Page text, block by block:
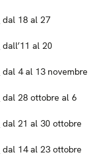
dal 18 al 27
dall’11 al 20
dal 4 al 13 novembre
dal 28 ottobre al 6
dal 21 al 30 ottobre
dal 14 al 23 ottobre